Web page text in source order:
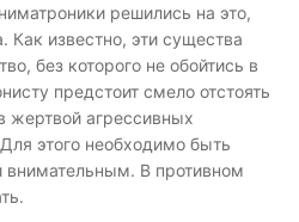
решились на это,
Как известно, эти существа
без которого не обойтись в
предстоит смело отстоять
жертвой агрессивных
этого необходимо быть
В противном